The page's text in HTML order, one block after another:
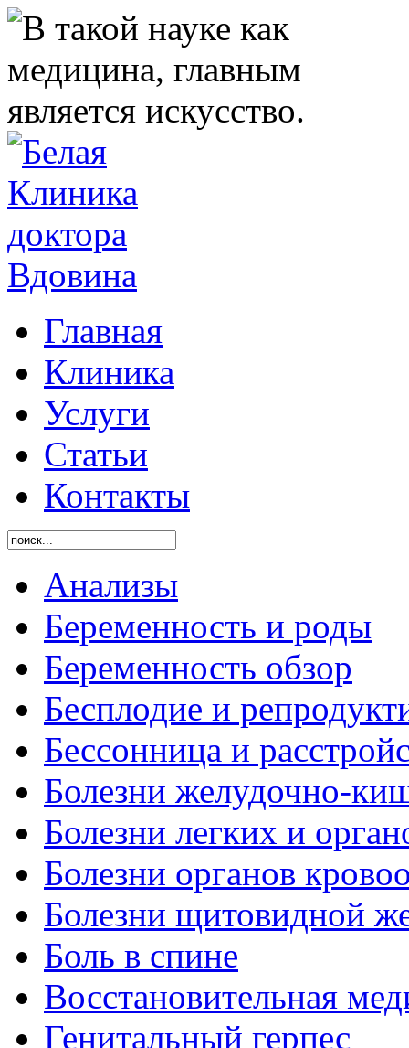
Главная
Клиника
Услуги
Статьи
Контакты
Анализы
Беременность и роды
Беременность обзор
Бесплодие и
Бессонница и
Болезни желудочно-
Болезни легких и
Болезни органов
Болезни щитовидной
Боль в спине
Восстановительная
Генитальный герпес